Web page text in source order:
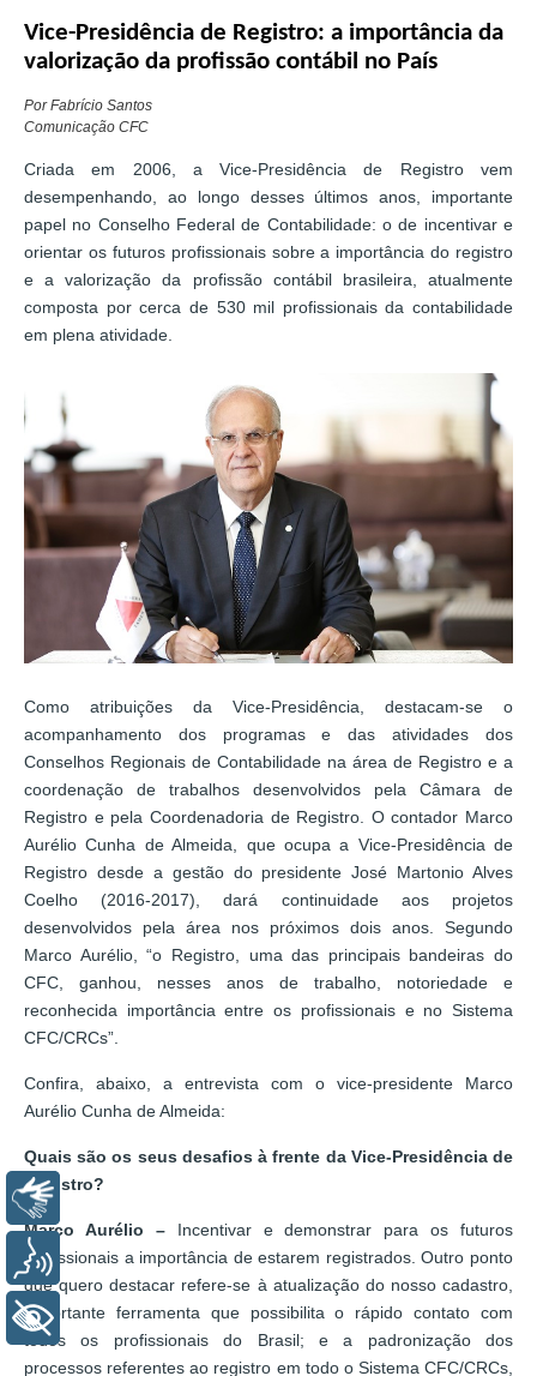
Vice-Presidência de Registro: a importância da
valorização da profissão contábil no País
Por Fabrício Santos
Comunicação CFC
Criada em 2006, a Vice-Presidência de Registro vem
desempenhando, ao longo desses últimos anos, importante
papel no Conselho Federal de Contabilidade: o de incentivar e
orientar os futuros profissionais sobre a importância do registro
e a valorização da profissão contábil brasileira, atualmente
composta por cerca de 530 mil profissionais da contabilidade
em plena atividade.
Como atribuições da Vice-Presidência, destacam-se o
acompanhamento dos programas e das atividades dos
Conselhos Regionais de Contabilidade na área de Registro e a
coordenação de trabalhos desenvolvidos pela Câmara de
Registro e pela Coordenadoria de Registro. O contador Marco
Aurélio Cunha de Almeida, que ocupa a Vice-Presidência de
Registro desde a gestão do presidente José Martonio Alves
Coelho (2016-2017), dará continuidade aos projetos
desenvolvidos pela área nos próximos dois anos. Segundo
Marco Aurélio, “o Registro, uma das principais bandeiras do
CFC, ganhou, nesses anos de trabalho, notoriedade e
reconhecida importância entre os profissionais e no Sistema
CFC/CRCs”.
Confira, abaixo, a entrevista com o vice-presidente Marco
Aurélio Cunha de Almeida:
Quais são os seus desafios à frente da Vice-Presidência de
Registro?
Marco Aurélio – Incentivar e demonstrar para os futuros
profissionais a importância de estarem registrados. Outro ponto
que quero destacar refere-se à atualização do nosso cadastro,
importante ferramenta que possibilita o rápido contato com
todos os profissionais do Brasil; e a padronização dos
processos referentes ao registro em todo o Sistema CFC/CRCs,
Voz
+ Acessibilidade